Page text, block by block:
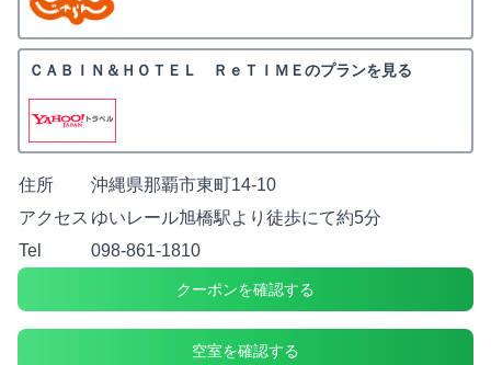
ＣＡＢＩＮ＆ＨＯＴＥＬ ＲｅＴＩＭＥのプランを見る
住所
沖縄県那覇市東町14-10
アクセス ゆいレール旭橋駅より徒歩にて約5分
Tel
098-861-1810
クーポンを確認する
空室を確認する